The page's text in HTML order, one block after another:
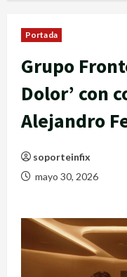
Portada
Grupo
Dolor’ con
Alejandro
soporteinfix
mayo 30, 2026